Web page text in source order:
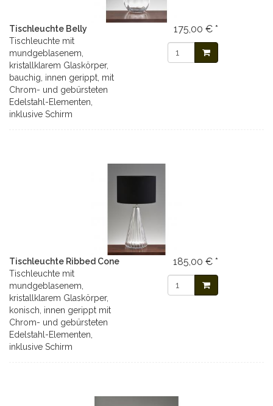
Tischleuchte Belly
Tischleuchte mit
mundgeblasenem,
kristallklarem Glaskörper,
bauchig, innen gerippt, mit
Chrom- und gebürsteten
Edelstahl-Elementen,
inklusive Schirm
175,00 € *
Tischleuchte Ribbed Cone
Tischleuchte mit
mundgeblasenem,
kristallklarem Glaskörper,
konisch, innen gerippt mit
Chrom- und gebürsteten
Edelstahl-Elementen,
inklusive Schirm
185,00 € *